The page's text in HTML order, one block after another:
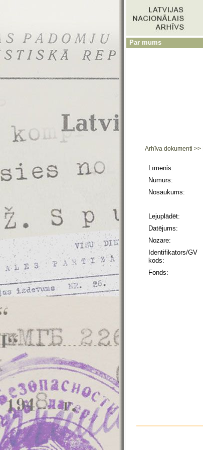
Par mums
Arhīva dokumenti >>
Līmenis:
Numurs:
Nosaukums:
Lejuplādēt:
Datējums:
Nozare:
Identifikators/GV
kods:
Fonds: